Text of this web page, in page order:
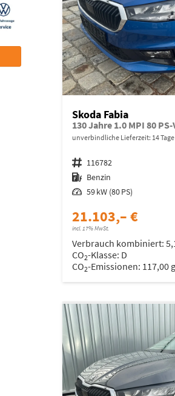
Skoda Fabia
unverbindliche Lieferzeit: 14 Tage
Fahrzeugnr. 116782
Kraftstoff Benzin
Leistung 59 kW (80 PS)
21.103,– €
incl. 17% MwSt.
Verbrauch kombiniert:
CO2-Klasse: D
CO2-Emissionen: 117,00